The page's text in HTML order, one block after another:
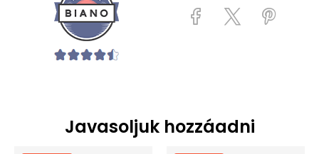
Javasoljuk hozzáadni